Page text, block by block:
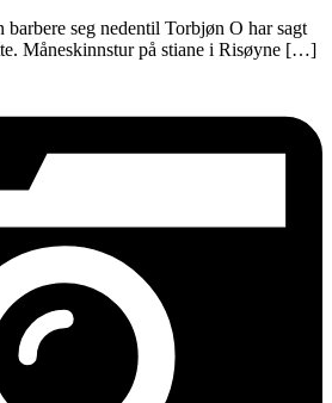
seg nedentil Torbjøn O har sagt
Måneskinnstur på stiane i Risøyne […]